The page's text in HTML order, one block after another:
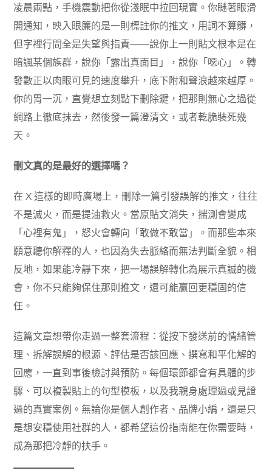
凌晨兩點，手機震動把你從淺眠中拉回現實。你瞇著眼滑
開通知，映入眼簾的是一則標註你的推文，用詞不算髒，
但字裡行間全是失望與指責——說你上一則貼文根本是在
暗諷某個族群，說你「露出真面目」，說你「噁心」。轉
發數正以肉眼可見的速度攀升，底下附和聲浪越來越厚。
你的胃一沉，直覺想立刻點下刪除鍵，把那則無心之過從
網路上徹底抹去，然後發一篇澄清文，或者乾脆裝死幾
天。
刪文真的是最好的選擇嗎？
在 X 這樣的即時廣場上，刪除一篇引發誤解的推文，往往
不是滅火，而是提油救火。當原貼文消失，揣測會變成
「心裡有鬼」，怒火會轉向「敢做不敢當」。而那些本來
願意聽你解釋的人，也因為失去脈絡而無法判斷全貌。相
反地，如果能冷靜下來，把一場誤解轉化為展示真誠的機
會，你不只能夠保住那則推文，還可能贏回更穩固的信
任。
這篇文章想帶你走過一整套流程：從按下發送前的情緒管
理、拆解誤解的根源、評估是否該回應、撰寫和平化解的
回應，一直到事後檢討與預防。每個環節都會有具體的步
驟、可以複製貼上的句型模板，以及我親身處理過或見證
過的真實案例。無論你是個人創作者、品牌小編，還是只
是想安穩使用社群的人，都希望這份指南能在你需要時，
成為那把冷靜的扶手。